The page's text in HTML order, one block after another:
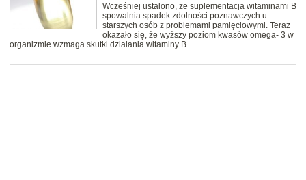
Wcześniej ustalono, że suplementacja witaminami B
spowalnia spadek zdolności poznawczych u
starszych osób z problemami pamięciowymi. Teraz
okazało się, że wyższy poziom kwasów omega- 3 w
organizmie wzmaga skutki działania witaminy B.